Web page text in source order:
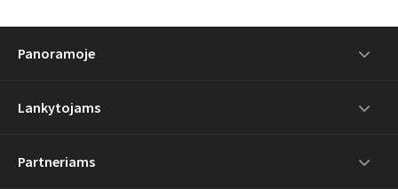
Panoramoje
Lankytojams
Partneriams